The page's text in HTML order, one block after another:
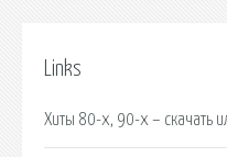
Links
Хиты 80-х, 90-х – скачать